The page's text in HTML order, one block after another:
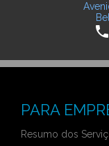
phone
PARA
Resumo dos